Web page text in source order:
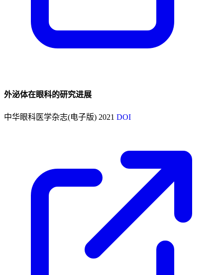
外泌体在眼科的研究进展
中华眼科医学杂志(电子版) 2021 DOI